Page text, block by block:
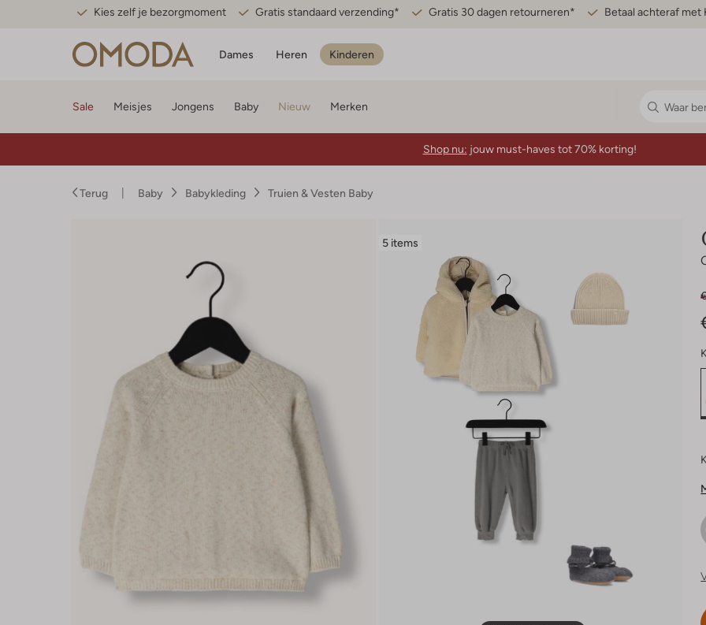
Kies zelf je bezorgmoment Gratis standaard verzending* Gratis 30 dagen retourneren* Betaal achteraf met
Dames Heren Kinderen
Sale Meisjes Jongens Baby Nieuw Merken
Shop nu: jouw must-haves tot 70% korting!
Terug Baby Babykleding Truien & Vesten Baby
5 items